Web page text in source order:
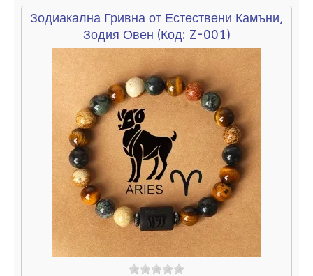
Зодиакална Гривна от Естествени Камъни,
Зодия Овен (Код: Z-001)